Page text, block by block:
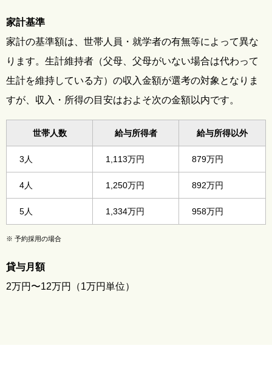
家計基準
家計の基準額は、世帯人員・就学者の有無等によって異な
ります。生計維持者（父母、父母がいない場合は代わって
生計を維持している方）の収入金額が選考の対象となりま
すが、収入・所得の目安はおよそ次の金額以内です。
世帯人数 給与所得者 給与所得以外
3人 1,113万円 879万円
4人 1,250万円 892万円
5人 1,334万円 958万円
※ 予約採用の場合
貸与月額
2万円〜12万円（1万円単位）